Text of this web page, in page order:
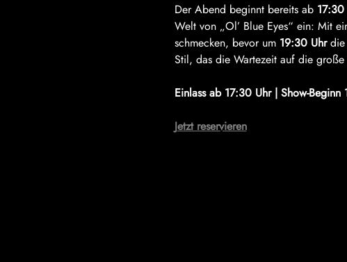
Der Abend beginnt bereits ab 17:30
Welt von „Ol’ Blue Eyes“ ein: Mit
schmecken, bevor um 19:30 Uhr die
Stil, das die Wartezeit auf die große
Einlass ab 17:30 Uhr | Show-
Jetzt reservieren